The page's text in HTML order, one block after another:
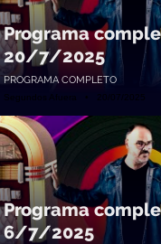
Programa
20/7/2025
PROGRAMA COMPLETO
Segundos Afuera • 20/07/2025
Programa
6/7/2025